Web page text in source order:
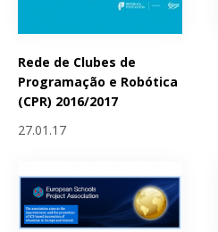
Rede de Clubes de
Programação e Robótica
(CPR) 2016/2017
27.01.17